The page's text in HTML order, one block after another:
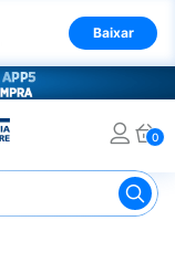
Baixar
0
Extrato